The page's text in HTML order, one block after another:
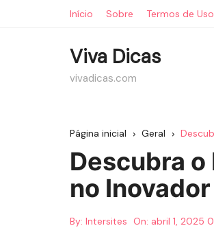
Início Sobre Termos de Uso
Viva Dicas
vivadicas.com
Página inicial Geral
Descubra
no
By: Intersites On: abril 1, 2025